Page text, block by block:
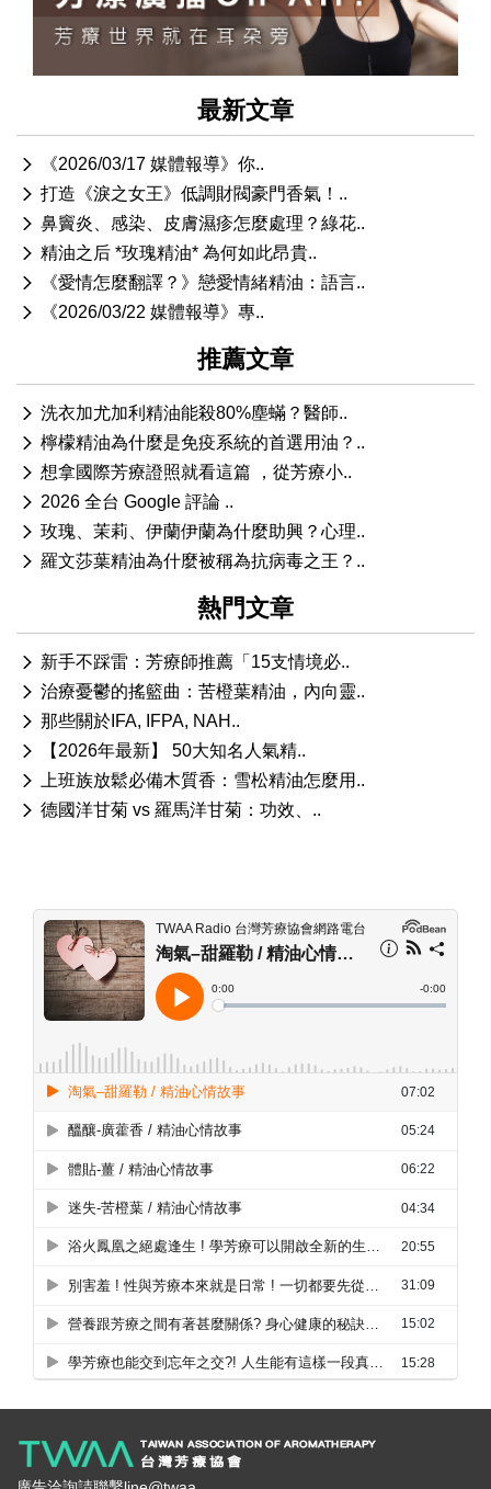
最新文章
《2026/03/17 媒體報導》你..
打造《淚之女王》低調財閥豪門香氣！..
鼻竇炎、感染、皮膚濕疹怎麼處理？綠花..
精油之后 *玫瑰精油* 為何如此昂貴..
《愛情怎麼翻譯？》戀愛情緒精油：語言..
《2026/03/22 媒體報導》專..
推薦文章
洗衣加尤加利精油能殺80%塵蟎？醫師..
檸檬精油為什麼是免疫系統的首選用油？..
想拿國際芳療證照就看這篇 ，從芳療小..
2026 全台 Google 評論 ..
玫瑰、茉莉、伊蘭伊蘭為什麼助興？心理..
羅文莎葉精油為什麼被稱為抗病毒之王？..
熱門文章
新手不踩雷：芳療師推薦「15支情境必..
治療憂鬱的搖籃曲：苦橙葉精油，內向靈..
那些關於IFA, IFPA, NAH..
【2026年最新】 50大知名人氣精..
上班族放鬆必備木質香：雪松精油怎麼用..
德國洋甘菊 vs 羅馬洋甘菊：功效、..